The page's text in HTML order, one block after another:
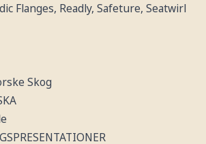
Flanges, Readly, Safeture, Seatwirl
Skog